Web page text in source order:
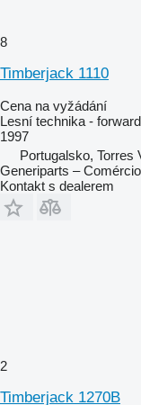
8
Timberjack 1110
Cena na vyžádání
Lesní technika -
1997
Portugalsko, Torres
Generiparts –
Kontakt s dealerem
2
Timberjack 1270B